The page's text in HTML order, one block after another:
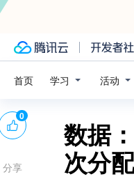
首页 学习 活动
数据
次分
0
分享